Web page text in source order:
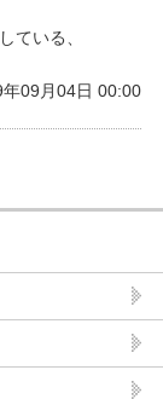
ている、
年09月04日 00:00